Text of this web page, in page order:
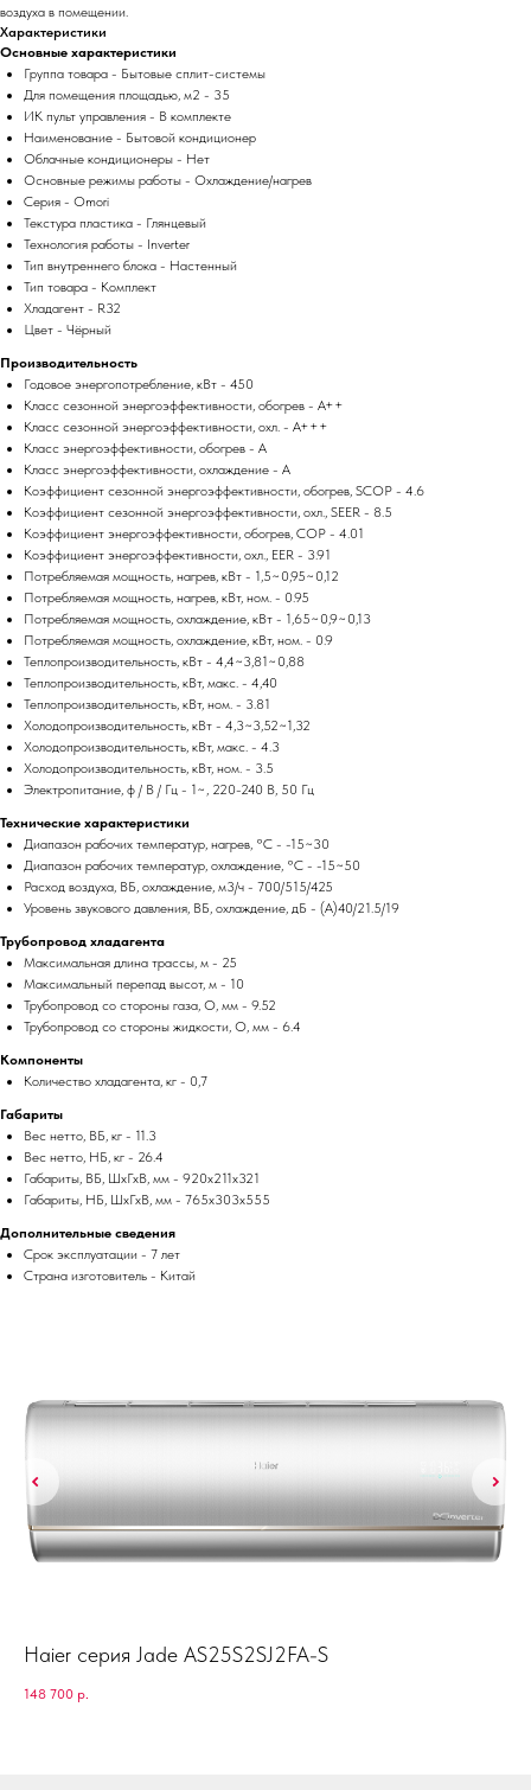
воздуха в помещении.
Характеристики
Основные характеристики
Группа товара - Бытовые сплит-системы
Для помещения площадью, м2 - 35
ИК пульт управления - В комплекте
Наименование - Бытовой кондиционер
Облачные кондиционеры - Нет
Основные режимы работы - Охлаждение/нагрев
Серия - Omori
Текстура пластика - Глянцевый
Технология работы - Inverter
Тип внутреннего блока - Настенный
Тип товара - Комплект
Хладагент - R32
Цвет - Чёрный
Производительность
Годовое энергопотребление, кВт - 450
Класс сезонной энергоэффективности, обогрев - A++
Класс сезонной энергоэффективности, охл. - A+++
Класс энергоэффективности, обогрев - A
Класс энергоэффективности, охлаждение - A
Коэффициент сезонной энергоэффективности, обогрев, SCOP - 4.6
Коэффициент сезонной энергоэффективности, охл., SEER - 8.5
Коэффициент энергоэффективности, обогрев, COP - 4.01
Коэффициент энергоэффективности, охл., EER - 3.91
Потребляемая мощность, нагрев, кВт - 1,5~0,95~0,12
Потребляемая мощность, нагрев, кВт, ном. - 0.95
Потребляемая мощность, охлаждение, кВт - 1,65~0,9~0,13
Потребляемая мощность, охлаждение, кВт, ном. - 0.9
Теплопроизводительность, кВт - 4,4~3,81~0,88
Теплопроизводительность, кВт, макс. - 4,40
Теплопроизводительность, кВт, ном. - 3.81
Холодопроизводительность, кВт - 4,3~3,52~1,32
Холодопроизводительность, кВт, макс. - 4.3
Холодопроизводительность, кВт, ном. - 3.5
Электропитание, ф / В / Гц - 1~, 220-240 В, 50 Гц
Технические характеристики
Диапазон рабочих температур, нагрев, °C - -15~30
Диапазон рабочих температур, охлаждение, °C - -15~50
Расход воздуха, ВБ, охлаждение, м3/ч - 700/515/425
Уровень звукового давления, ВБ, охлаждение, дБ - (А)40/21.5/19
Трубопровод хладагента
Максимальная длина трассы, м - 25
Максимальный перепад высот, м - 10
Трубопровод со стороны газа, O, мм - 9.52
Трубопровод со стороны жидкости, O, мм - 6.4
Компоненты
Количество хладагента, кг - 0,7
Габариты
Вес нетто, ВБ, кг - 11.3
Вес нетто, НБ, кг - 26.4
Габариты, ВБ, ШхГхВ, мм - 920x211x321
Габариты, НБ, ШхГхВ, мм - 765x303x555
Дополнительные сведения
Срок эксплуатации - 7 лет
Страна изготовитель - Китай
Haier серия Jade AS25S2SJ2FA-S
148 700 р.